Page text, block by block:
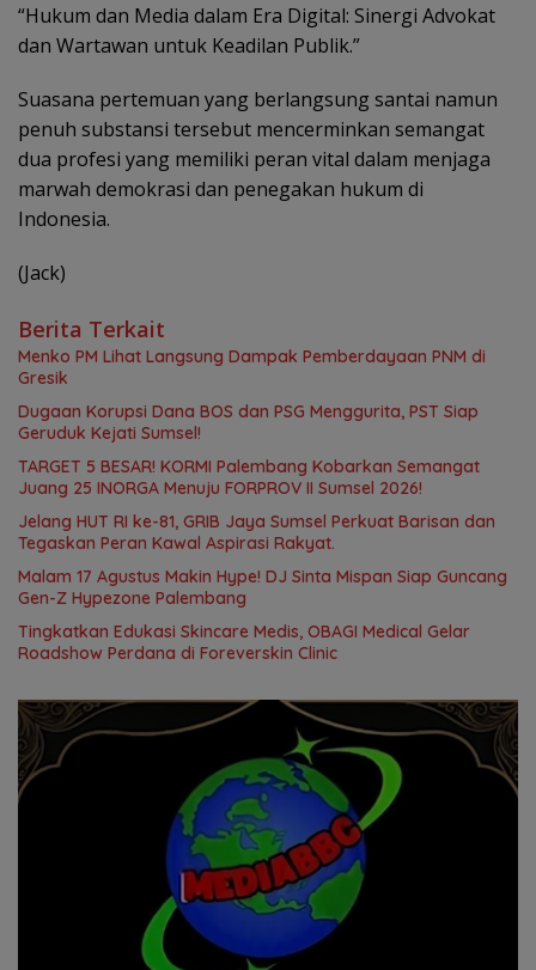
“Hukum dan Media dalam Era Digital: Sinergi Advokat
dan Wartawan untuk Keadilan Publik.”
Suasana pertemuan yang berlangsung santai namun
penuh substansi tersebut mencerminkan semangat
dua profesi yang memiliki peran vital dalam menjaga
marwah demokrasi dan penegakan hukum di
Indonesia.
(Jack)
Berita Terkait
Menko PM Lihat Langsung Dampak Pemberdayaan PNM di
Gresik
Dugaan Korupsi Dana BOS dan PSG Menggurita, PST Siap
Geruduk Kejati Sumsel!
TARGET 5 BESAR! KORMI Palembang Kobarkan Semangat
Juang 25 INORGA Menuju FORPROV II Sumsel 2026!
Jelang HUT RI ke-81, GRIB Jaya Sumsel Perkuat Barisan dan
Tegaskan Peran Kawal Aspirasi Rakyat.
Malam 17 Agustus Makin Hype! DJ Sinta Mispan Siap Guncang
Gen-Z Hypezone Palembang
Tingkatkan Edukasi Skincare Medis, OBAGI Medical Gelar
Roadshow Perdana di Foreverskin Clinic